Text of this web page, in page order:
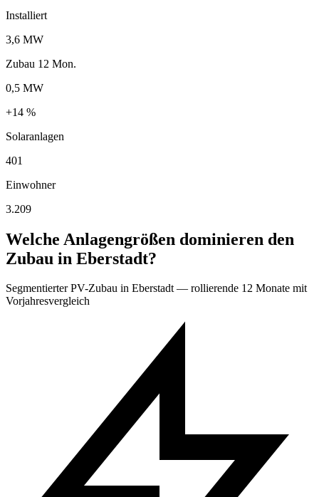
Installiert
3,6 MW
Zubau 12 Mon.
0,5 MW
+14 %
Solaranlagen
401
Einwohner
3.209
Welche Anlagengrößen dominieren den
Zubau in Eberstadt?
Segmentierter PV-Zubau in Eberstadt — rollierende 12 Monate mit
Vorjahresvergleich